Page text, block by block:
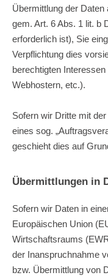
Übermittlung der Daten
gem. Art. 6 Abs. 1 lit. b
erforderlich ist), Sie
Verpflichtung dies
berechtigten
Webhostern, etc.).
Sofern wir Dritte mit
eines sog.
geschieht dies auf
Übermittlungen in
Sofern wir Daten in
Europäischen Union
Wirtschaftsraums
der Inanspruchnahme
bzw. Übermittlung von